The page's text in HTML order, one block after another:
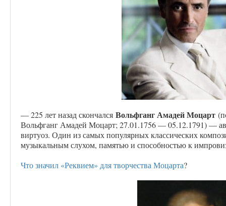
— 225 лет назад скончался Вольфганг Амадей Моцарт
Вольфганг Амадей Моцарт; 27.01.1756 — 05.12.1791) —
виртуоз. Один из самых популярных классических
музыкальным слухом, памятью и способностью к
Что значил «Реквием» для творчества Моцарта?